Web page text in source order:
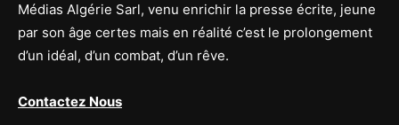
Médias Algérie Sarl, venu enrichir la presse écrite, jeune
par son âge certes mais en réalité c’est le prolongement
d’un idéal, d’un combat, d’un rêve.
Contactez Nous